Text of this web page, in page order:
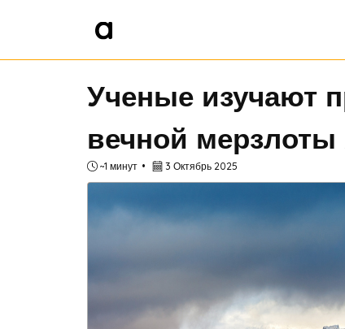
Ученые изучают
вечной мерзлоты
~1 минут 3 Октябрь 2025